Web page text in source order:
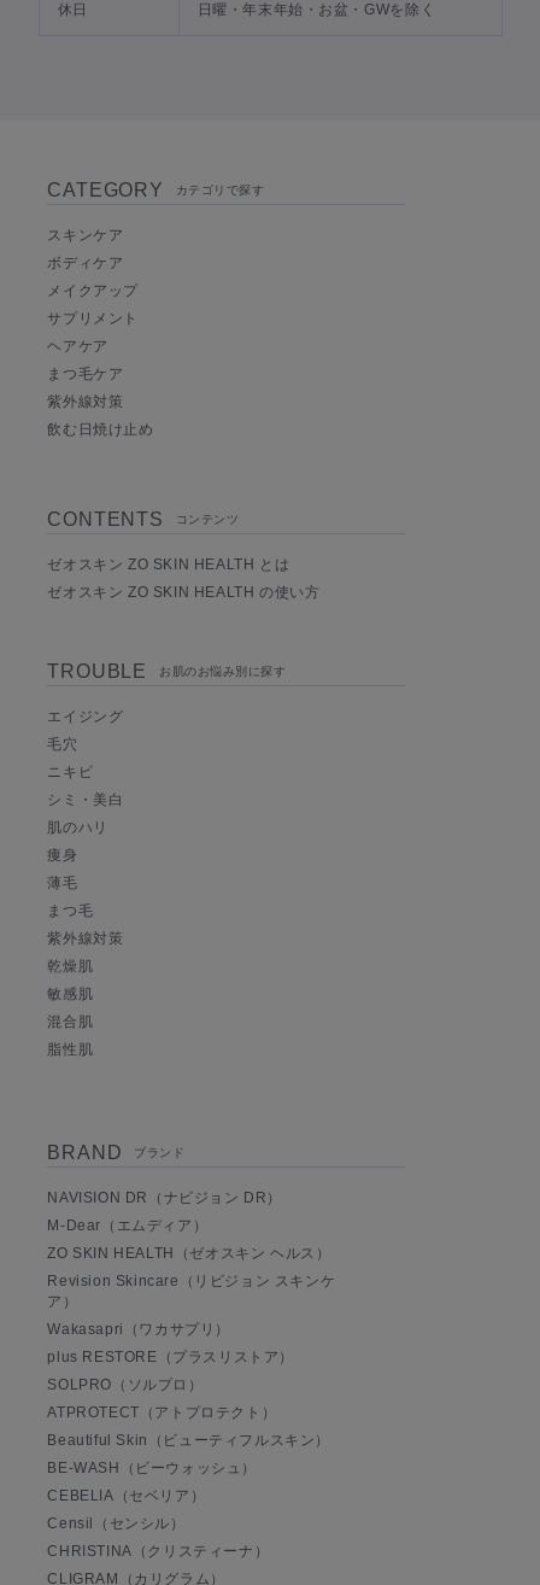
休日 日曜・年末年始・お盆・GWを除く
CATEGORY カテゴリで探す
スキンケア
ボディケア
メイクアップ
サプリメント
ヘアケア
まつ毛ケア
紫外線対策
飲む日焼け止め
CONTENTS コンテンツ
ゼオスキン ZO SKIN HEALTH とは
ゼオスキン ZO SKIN HEALTH の使い方
TROUBLE お肌のお悩み別に探す
エイジング
毛穴
ニキビ
シミ・美白
肌のハリ
痩身
薄毛
まつ毛
紫外線対策
乾燥肌
敏感肌
混合肌
脂性肌
BRAND ブランド
NAVISION DR（ナビジョン DR）
M-Dear（エムディア）
ZO SKIN HEALTH（ゼオスキン ヘルス）
Revision Skincare（リビジョン スキンケ
ア）
Wakasapri（ワカサプリ）
plus RESTORE（プラスリストア）
SOLPRO（ソルプロ）
ATPROTECT（アトプロテクト）
Beautiful Skin（ビューティフルスキン）
BE-WASH（ビーウォッシュ）
CEBELIA（セベリア）
Censil（センシル）
CHRISTINA（クリスティーナ）
CLIGRAM（カリグラム）